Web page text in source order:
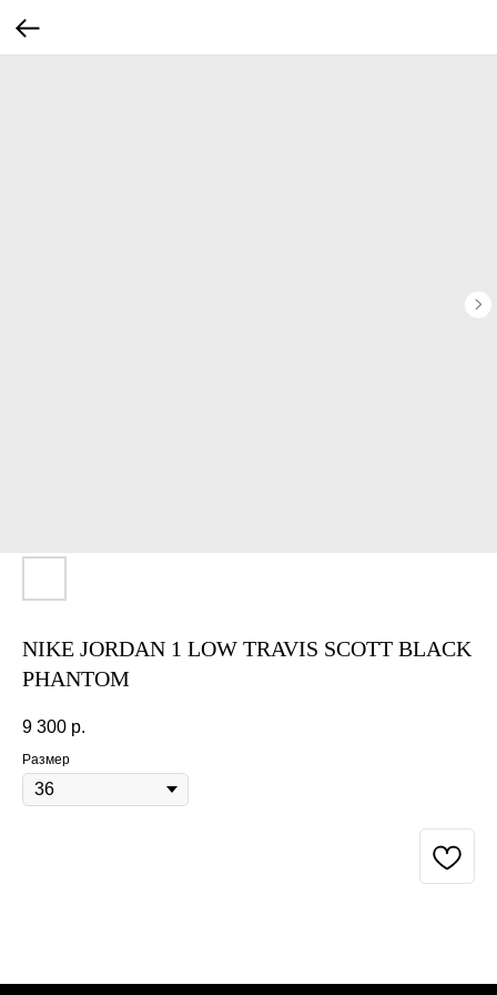
NIKE JORDAN 1 LOW TRAVIS SCOTT BLACK
PHANTOM
9 300 р.
Размер